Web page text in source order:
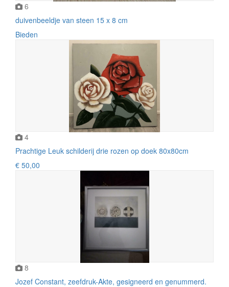
6
duivenbeeldje van steen 15 x 8 cm
Bieden
4
Prachtige Leuk schilderij drie rozen op doek 80x80cm
€ 50,00
8
Jozef Constant, zeefdruk-Akte, gesigneerd en genummerd.